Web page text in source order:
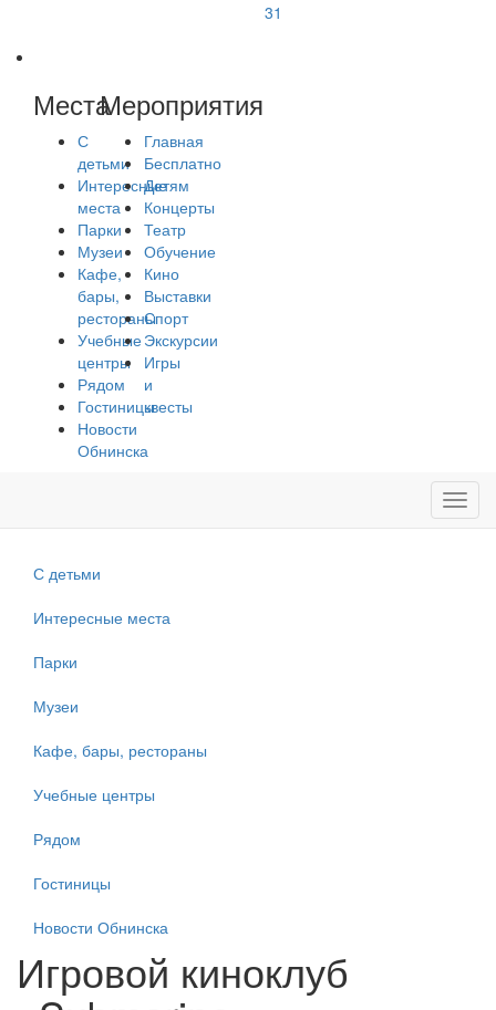
31
Места
С
детьми
Интересные
места
Парки
Музеи
Кафе,
бары,
рестораны
Учебные
центры
Рядом
Гостиницы
Новости
Обнинска
Мероприятия
Главная
Бесплатно
Детям
Концерты
Театр
Обучение
Кино
Выставки
Спорт
Экскурсии
Игры
и
квесты
С детьми
Интересные места
Парки
Музеи
Кафе, бары, рестораны
Учебные центры
Рядом
Гостиницы
Новости Обнинска
Игровой киноклуб